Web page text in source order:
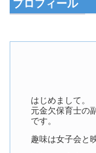
プロフィール
はじめまして。
元金欠保育士の
です。
趣味は女子会と